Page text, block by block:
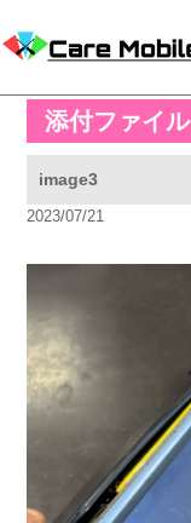
添付ファイル
image3
2023/07/21